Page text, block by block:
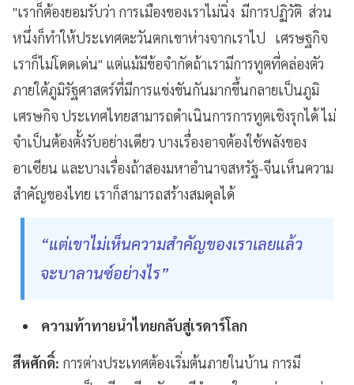
"เราก็ต้องยอมรับว่า การเมืองของเราไม่นิ่ง มีการปฏิวัติ ส่วน
หนึ่งก็ทำให้ประเทศตะวันตกเขาห่างจากเราไป เศรษฐกิจ
เราก็ไม่โดดเด่น" แต่แม้มีข้อจำกัดถ้าเรามีการทูตที่คล่องตัว
ภายใต้ภูมิรัฐศาสตร์ที่มีการแข่งขันกันมากขึ้นกลายเป็นภูมิ
เศรษกิจ ประเทศไทยสามารถดำเนินการการทูตเชิงรุกได้ ไม่
จำเป็นต้องตั้งรับอย่างเดียว บางเรื่องอาจต้องใช้พลังของ
อาเซียน และบางเรื่องถ้าสองมหาอำนาจสหรัฐ-จีนเห็นความ
สำคัญของไทย เราก็สามารถสร้างสมดุลได้
“แต่เขาไม่เห็นความสำคัญของเราเลยแล้ว
จะบาลานซ์อย่างไร”
ความท้าทายนำไทยกลับสู่เรดาร์โลก
สีหศักดิ์: การต่างประเทศต้องเริ่มต้นภายในบ้าน การมี